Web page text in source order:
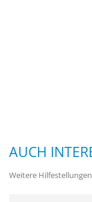
AUCH
Weitere